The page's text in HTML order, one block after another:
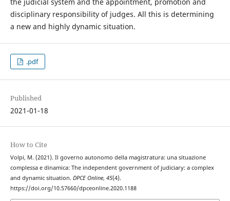
disciplinary responsibility of judges. All this is determining
a new and highly dynamic situation.
.pdf
Published
2021-01-18
How to Cite
Volpi, M. (2021). Il governo autonomo della magistratura: una situazione
complessa e dinamica: The independent government of judiciary: a complex
and dynamic situation. DPCE Online, 45(4).
https://doi.org/10.57660/dpceonline.2020.1188